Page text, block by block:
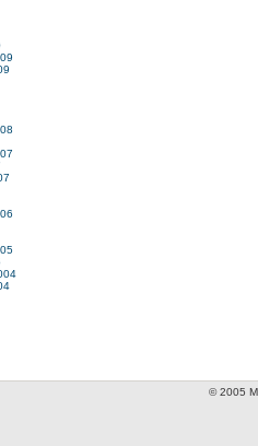
© 2005